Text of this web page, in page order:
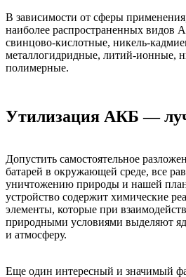
В зависимости от сферы
наиболее распространенных видов
свинцово-кислотные, никель-
металлогидридные, литий-ионные,
полимерные.
Утилизация АКБ —
Допустить самостоятельное
батарей в окружающей среде, все
уничтожению природы и нашей
устройство содержит химические
элементы, которые при
природными условиями выделяют
и атмосферу.
Еще один интересный и значимый